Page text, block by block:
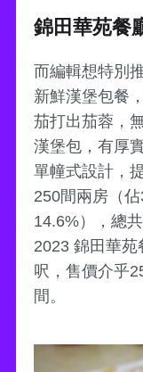
錦田華苑餐
而編輯想特別
新鮮漢堡包餐
茄打出茄蓉，
漢堡包，有厚
單幢式設計，
250間兩房（
14.6%），總
2023 錦田華
呎，售價介乎
間。